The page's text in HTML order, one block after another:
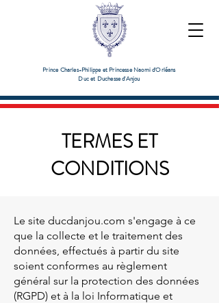
Prince Charles-Philippe et Princesse Naomi d'Orléans
Duc et Duchesse d'Anjou
TERMES ET
CONDITIONS
Le site ducdanjou.com s'engage à ce
que la collecte et le traitement des
données, effectués à partir du site
soient conformes au règlement
général sur la protection des données
(RGPD) et à la loi Informatique et